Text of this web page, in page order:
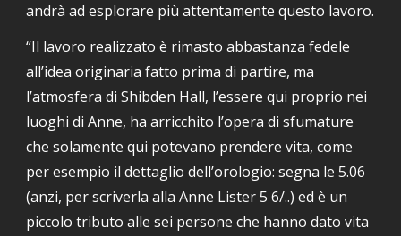
andrà ad esplorare più attentamente questo lavoro.
“Il lavoro realizzato è rimasto abbastanza fedele
all’idea originaria fatto prima di partire, ma
l’atmosfera di Shibden Hall, l’essere qui proprio nei
luoghi di Anne, ha arricchito l’opera di sfumature
che solamente qui potevano prendere vita, come
per esempio il dettaglio dell’orologio: segna le 5.06
(anzi, per scriverla alla Anne Lister 5 6/..) ed è un
piccolo tributo alle sei persone che hanno dato vita